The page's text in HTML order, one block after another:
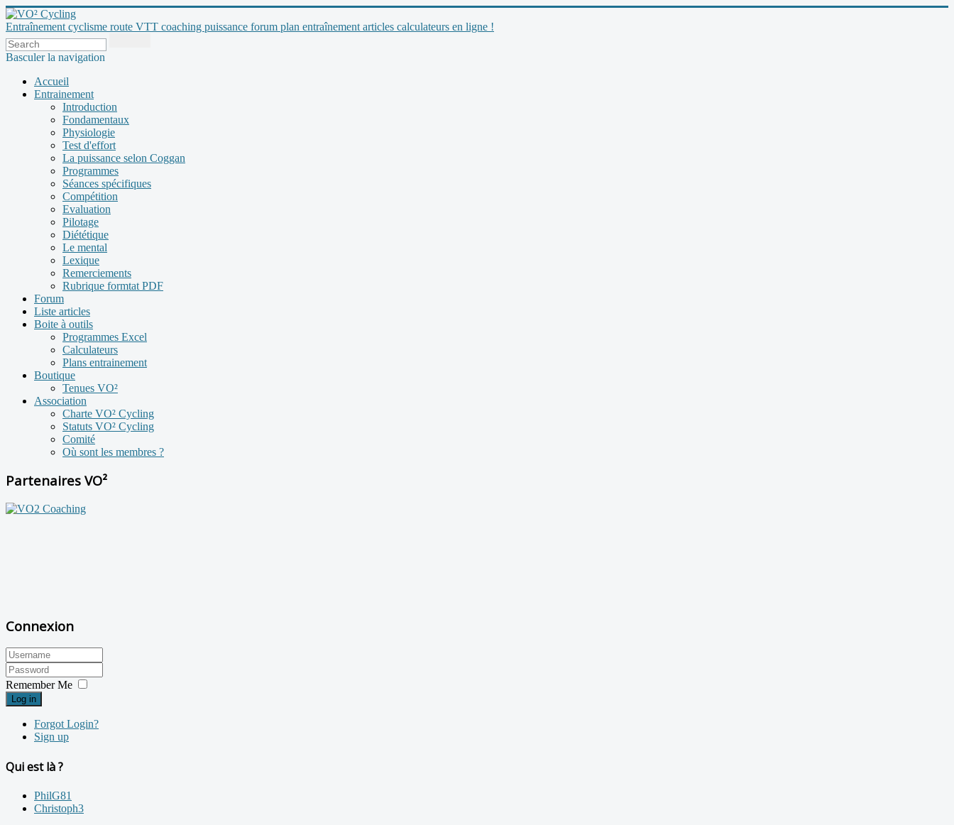
Entraînement cyclisme route VTT coaching puissance forum plan entraînement articles calculateurs en ligne !
Basculer la navigation
Accueil
Entrainement
Introduction
Fondamentaux
Physiologie
Test d'effort
La puissance selon Coggan
Programmes
Séances spécifiques
Compétition
Evaluation
Pilotage
Diététique
Le mental
Lexique
Remerciements
Rubrique formtat PDF
Forum
Liste articles
Boite à outils
Programmes Excel
Calculateurs
Plans entrainement
Boutique
Tenues VO²
Association
Charte VO² Cycling
Statuts VO² Cycling
Comité
Où sont les membres ?
Partenaires VO²
Connexion
Remember Me
Log in
Forgot Login?
Sign up
Qui est là ?
PhilG81
Christoph3